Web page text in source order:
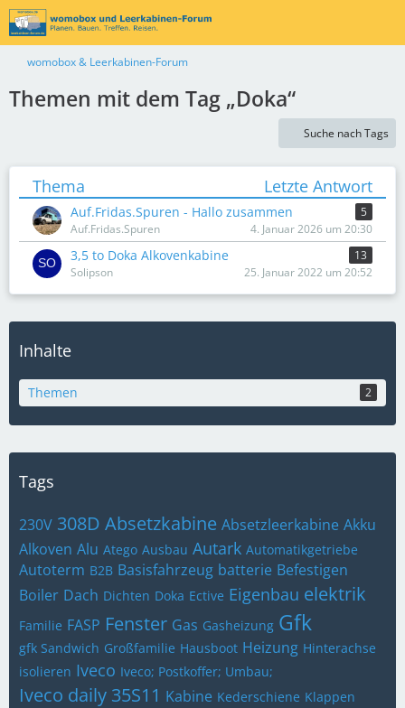
womobox & Leerkabinen-Forum
Themen mit dem Tag „Doka“
Suche nach Tags
Thema Letzte Antwort
Auf.Fridas.Spuren - Hallo zusammen
5
Auf.Fridas.Spuren
4. Januar 2026 um 20:30
3,5 to Doka Alkovenkabine
13
Solipson
25. Januar 2022 um 20:52
Inhalte
Themen 2
Tags
230V 308D Absetzkabine Absetzleerkabine Akku
Alkoven Alu Atego Ausbau Autark Automatikgetriebe
Autoterm B2B Basisfahrzeug batterie Befestigen
Boiler Dach Dichten Doka Ective Eigenbau elektrik
Familie FASP Fenster Gas Gasheizung Gfk
gfk Sandwich Großfamilie Hausboot Heizung Hinterachse
isolieren Iveco Iveco; Postkoffer; Umbau;
Iveco daily 35S11 Kabine Kederschiene Klappen